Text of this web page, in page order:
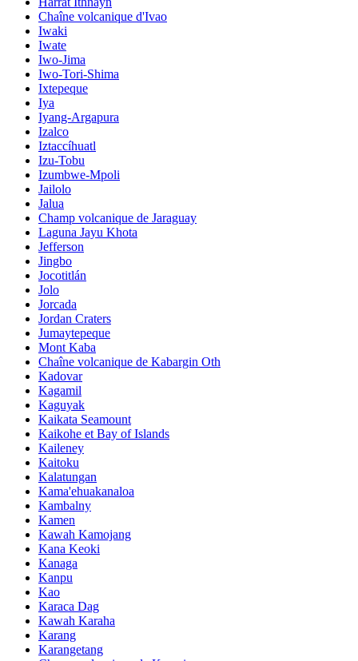
Chaîne volcanique d'Ivao
Iwaki
Iwate
Iwo-Jima
Iwo-Tori-Shima
Ixtepeque
Iya
Iyang-Argapura
Izalco
Iztaccíhuatl
Izu-Tobu
Izumbwe-Mpoli
Jailolo
Jalua
Champ volcanique de Jaraguay
Laguna Jayu Khota
Jefferson
Jingbo
Jocotitlán
Jolo
Jorcada
Jordan Craters
Jumaytepeque
Mont Kaba
Chaîne volcanique de Kabargin Oth
Kadovar
Kagamil
Kaguyak
Kaikata Seamount
Kaikohe et Bay of Islands
Kaileney
Kaitoku
Kalatungan
Kama'ehuakanaloa
Kambalny
Kamen
Kawah Kamojang
Kana Keoki
Kanaga
Kanpu
Kao
Karaca Dag
Kawah Karaha
Karang
Karangetang